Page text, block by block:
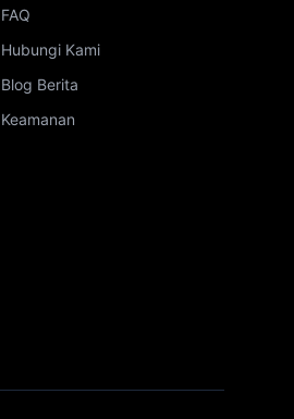
FAQ
Hubungi Kami
Blog Berita
Keamanan